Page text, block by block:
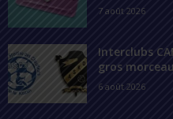
7 août 2026
Interclubs
gros
6 août 2026